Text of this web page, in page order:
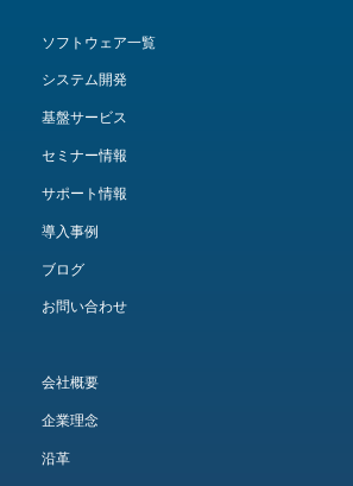
ソフトウェア一覧
システム開発
基盤サービス
セミナー情報
サポート情報
導入事例
ブログ
お問い合わせ
会社概要
企業理念
沿革